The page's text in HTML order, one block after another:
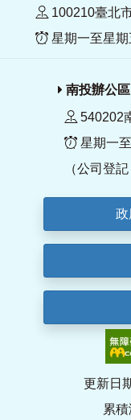
100210臺北
星期一至星期
南投辦公區
540202
星期一
（公司登
政
更新日
累